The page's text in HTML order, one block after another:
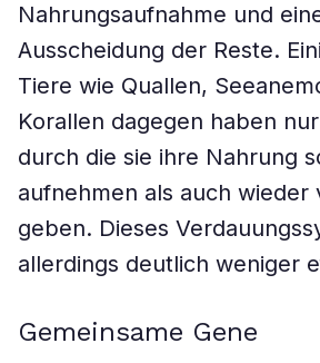
Nahrungsaufnahme und
Ausscheidung der Reste.
Tiere wie Quallen,
Korallen dagegen haben
durch die sie ihre Nahrung
aufnehmen als auch wieder
geben. Dieses
allerdings deutlich weniger
Gemeinsame Gene